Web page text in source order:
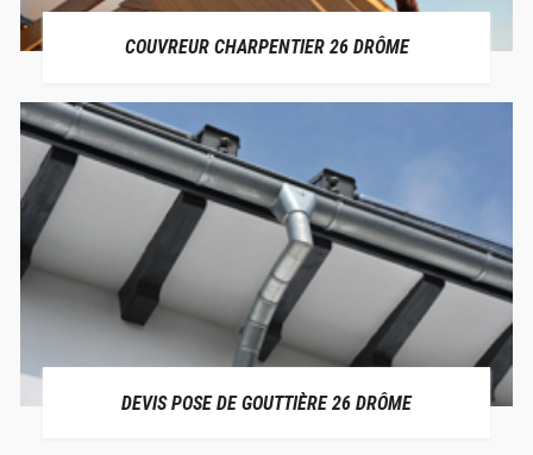
COUVREUR CHARPENTIER 26 DRÔME
DEVIS POSE DE GOUTTIÈRE 26 DRÔME